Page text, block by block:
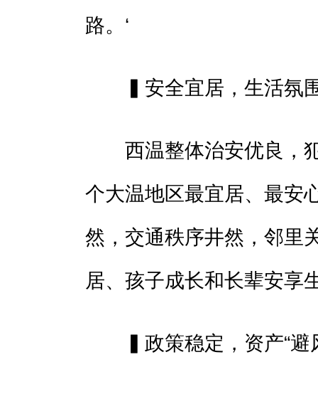
路。‘
▍安全宜居，生活氛
西温整体治安优良，犯
个大温地区最宜居、最安
然，交通秩序井然，邻里
居、孩子成长和长辈安享
▍政策稳定，资产“避